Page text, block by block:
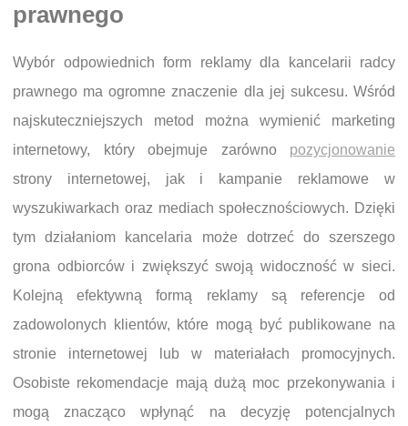
prawnego
Wybór odpowiednich form reklamy dla kancelarii radcy
prawnego ma ogromne znaczenie dla jej sukcesu. Wśród
najskuteczniejszych metod można wymienić marketing
internetowy, który obejmuje zarówno pozycjonowanie
strony internetowej, jak i kampanie reklamowe w
wyszukiwarkach oraz mediach społecznościowych. Dzięki
tym działaniom kancelaria może dotrzeć do szerszego
grona odbiorców i zwiększyć swoją widoczność w sieci.
Kolejną efektywną formą reklamy są referencje od
zadowolonych klientów, które mogą być publikowane na
stronie internetowej lub w materiałach promocyjnych.
Osobiste rekomendacje mają dużą moc przekonywania i
mogą znacząco wpłynąć na decyzję potencjalnych